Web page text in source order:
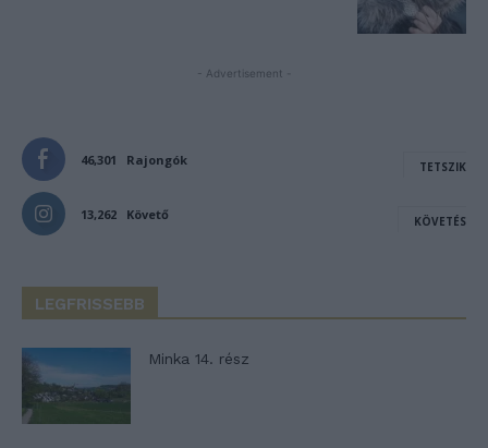
- Advertisement -
46,301 Rajongók TETSZIK
13,262 Követő KÖVETÉS
LEGFRISSEBB
Minka 14. rész